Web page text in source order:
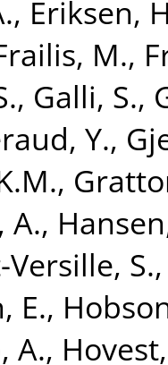
, Eriksen,
M.,
, Galli, S.,
Y.,
,
A.,
S.
E.,
A.,